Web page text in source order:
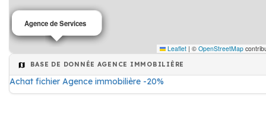
Agence immobilière
Agence de Services
Leaflet | © OpenStreetMap
BASE DE DONNÉE AGENCE IMMOBILIÈRE
Achat fichier Agence immobilière -20%